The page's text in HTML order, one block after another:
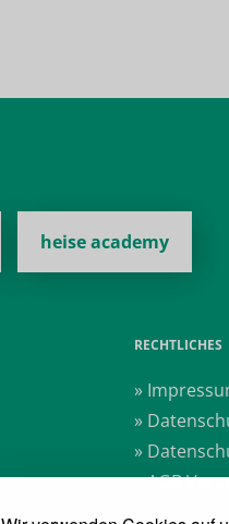
heise academy
RECHTLICHES
»
»
»
» AGB